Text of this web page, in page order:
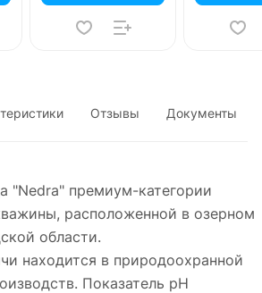
Отзывы Документы
"Nedra" премиум-категории
расположенной в озерном
области.
находится в природоохранной
Показатель pH